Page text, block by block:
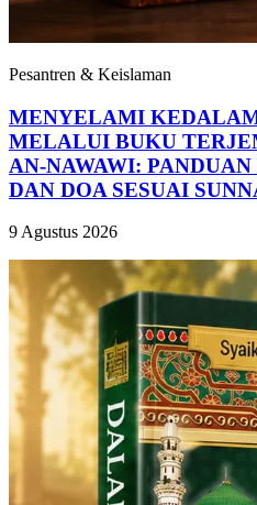
Pesantren & Keislaman
MENYELAMI
MELALUI BUKU
AN-NAWAWI:
DAN DOA SESUAI
9 Agustus 2026